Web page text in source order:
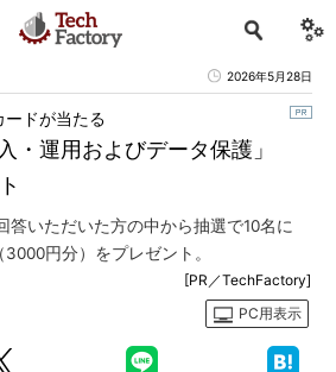
2026年5月28日
・運用およびデータ保護」
ドが当たる
答いただいた方の中から抽選で10名に
円分）をプレゼント。
[PR／TechFactory]
PC用表示